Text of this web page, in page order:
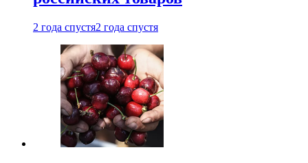
2 года спустя2 года спустя